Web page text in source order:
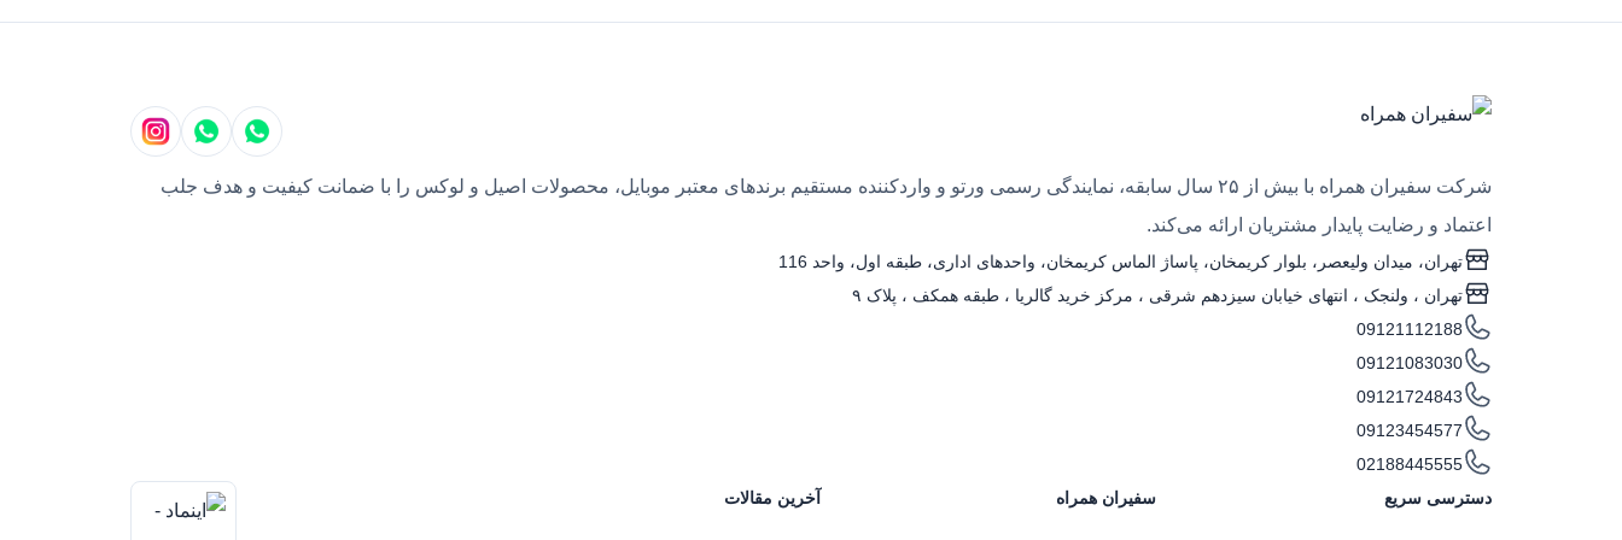
شرکت سفیران همراه با بیش از ۲۵ سال سابقه، نمایندگی رسمی ورتو و واردکننده مستقیم برندهای معتبر موبایل، محصولات اصیل و لوکس را با ضمانت کیفیت و هدف جلب
اعتماد و رضایت پایدار مشتریان ارائه می‌کند.
تهران، میدان ولیعصر، بلوار کریمخان، پاساژ الماس کریمخان، واحدهای اداری، طبقه اول، واحد 116
تهران ، ولنجک‌ ، انتهای خیابان سیزدهم شرقی ، مرکز خرید گالریا ، طبقه همکف ، پلاک ۹
09121112188
09121083030
09121724843
09123454577
02188445555
دسترسی سریع
سفیران همراه آخرین مقالات